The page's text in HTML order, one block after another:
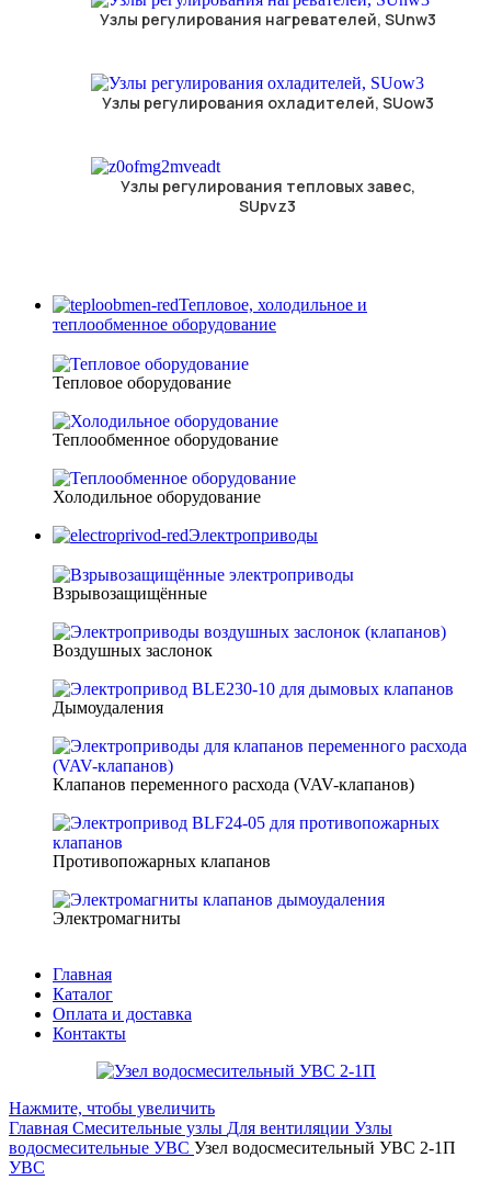
Узлы регулирования нагревателей, SUnw3
Узлы регулирования охладителей, SUow3
Узлы регулирования тепловых завес,
SUpvz3
Тепловое, холодильное и
теплообменное оборудование
Тепловое оборудование
Теплообменное оборудование
Холодильное оборудование
Электроприводы
Взрывозащищённые
Воздушных заслонок
Дымоудаления
Клапанов переменного расхода (VAV-клапанов)
Противопожарных клапанов
Электромагниты
Главная
Каталог
Оплата и доставка
Контакты
Нажмите, чтобы увеличить
Главная Смесительные узлы Для вентиляции Узлы
водосмесительные УВС Узел водосмесительный УВС 2-1П
УВС